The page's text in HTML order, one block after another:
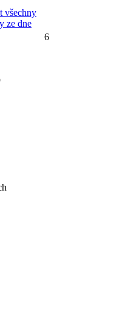
všechny
ze dne
6